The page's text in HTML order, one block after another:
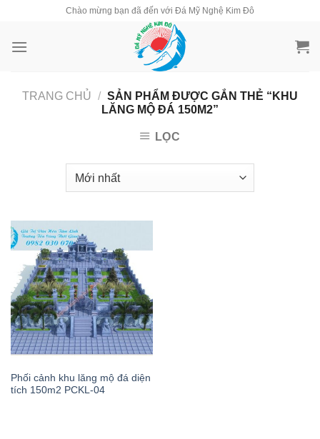
content
Chào mừng bạn đã đến với Đá Mỹ Nghệ Kim Đô
TRANG CHỦ / SẢN PHẨM ĐƯỢC GẮN THẺ “KHU
LĂNG MỘ ĐÁ 150M2”
LỌC
Phối cảnh khu lăng mộ đá diện
tích 150m2 PCKL-04